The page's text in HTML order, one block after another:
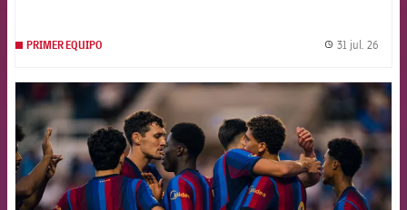
PRIMER EQUIPO 31 jul. 26
FCB Barcelona badge